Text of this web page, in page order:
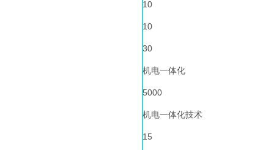
10
10
30
机电一体化
5000
机电一体化技术
15